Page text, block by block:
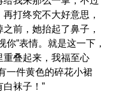
打终究不大好意思，
前，她抬起了鼻子，
你”表情。就是这一下，
叠起来，我福至心
一件黄色的碎花小裙
袜子！”